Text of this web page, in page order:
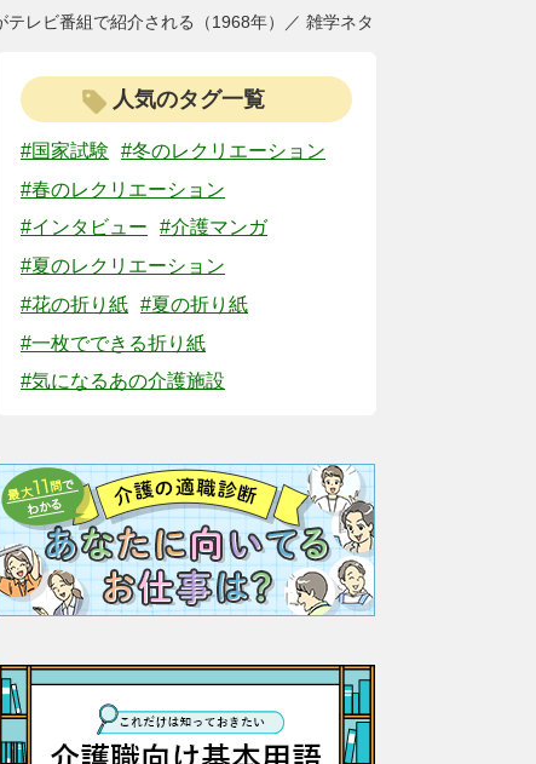
レビ番組で紹介される（1968年）／ 雑学ネタ
人気のタグ一覧
#国家試験
#冬のレクリエーション
#春のレクリエーション
#インタビュー
#介護マンガ
#夏のレクリエーション
#花の折り紙 #夏の折り紙
#一枚でできる折り紙
#気になるあの介護施設